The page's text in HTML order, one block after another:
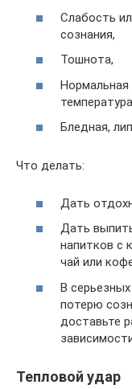
Слабость
сознания,
Тошнота,
Нормальная
Бледная,
Что делать:
Дать
Дать
напитков с
чай или
В
потерю
доставьте
Тепловой удар